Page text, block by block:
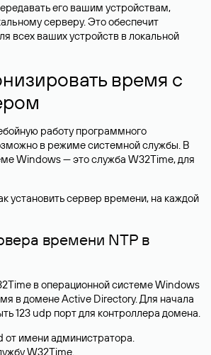
его вашим устройствам,
серверу. Это обеспечит
всех ваших устройств в локальной
время с
работу программного
в режиме системной службы. В
Windows — это служба W32Time, для
установить сервер времени, на каждой
времени NTP в
в операционной системе Windows
в домене Active Directory. Для начала
123 udp порт для контроллера домена.
от имени администратора.
W32Time.